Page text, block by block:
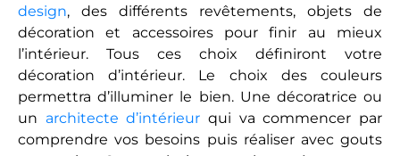
design, des différents revêtements, objets de
décoration et accessoires pour finir au mieux
l’intérieur. Tous ces choix définiront votre
décoration d’intérieur. Le choix des couleurs
permettra d’illuminer le bien. Une décoratrice ou
un architecte d’intérieur qui va commencer par
comprendre vos besoins puis réaliser avec gouts